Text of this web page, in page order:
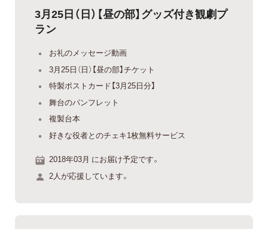
3月25日（日）【昼の部】グッズ付き観劇プ
ラン
お礼のメッセージ動画
3月25日（日）【昼の部】チケット
特製ポストカード【3月25日分】
舞台のパンフレット
複製台本
好きな役者とのチェキ1枚無料サービス
2018年03月 にお届け予定です。
2人が応援しています。